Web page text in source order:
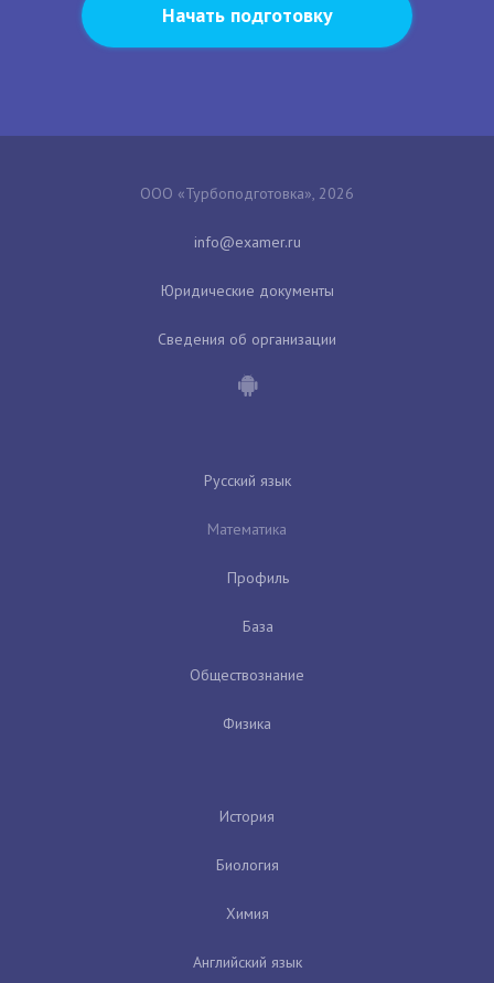
Начать подготовку
ООО «Турбоподготовка», 2026
Юридические документы
Сведения об организации
Русский язык
Математика
Профиль
База
Обществознание
Физика
История
Биология
Химия
Английский язык